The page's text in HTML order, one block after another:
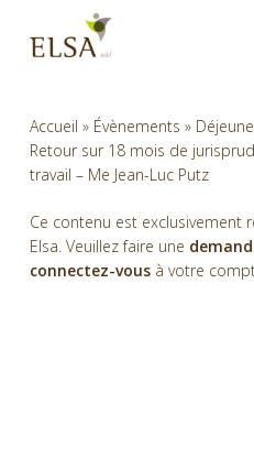
main
Accueil » Évènements »
Retour sur 18 mois de
travail – Me Jean-Luc Putz
Ce contenu est exclusivement
Elsa. Veuillez faire une
connectez-vous à votre